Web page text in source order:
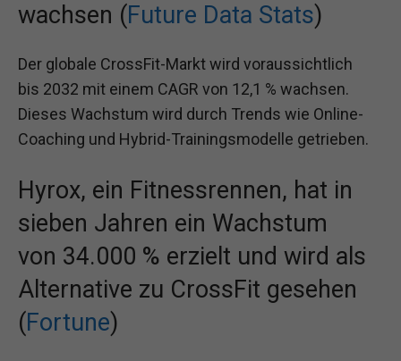
wachsen (Future Data Stats)
Der globale CrossFit-Markt wird voraussichtlich
bis 2032 mit einem CAGR von 12,1 % wachsen.
Dieses Wachstum wird durch Trends wie Online-
Coaching und Hybrid-Trainingsmodelle getrieben.
Hyrox, ein Fitnessrennen, hat in
sieben Jahren ein Wachstum
von 34.000 % erzielt und wird als
Alternative zu CrossFit gesehen
(Fortune)